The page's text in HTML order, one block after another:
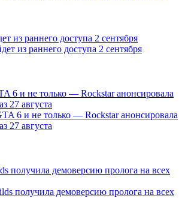
из раннего доступа 2 сентября
из раннего доступа 2 сентября
6 и не только — Rockstar анонсировала
27 августа
6 и не только — Rockstar анонсировала
27 августа
получила демоверсию пролога на всех
получила демоверсию пролога на всех